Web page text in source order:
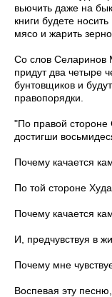
вьючить даже на
книги будете
мясо и жарить
Со слов Селаринов
придут два ­четыре
бунтовщиков и
правопорядки.
"По правой стороне
достигши
Почему качается
По той стороне
Почему качается
И, предчувствуя в
Почему мне
Воспевая эту